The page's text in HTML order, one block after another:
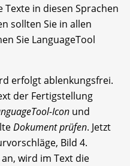
in diesen Sprachen
sollten Sie in allen
Sie LanguageTool
erfolgt ablenkungsfrei.
der Fertigstellung
Icon und
Dokument prüfen. Jetzt
Bild 4.
wird im Text die